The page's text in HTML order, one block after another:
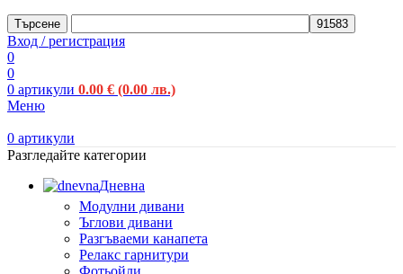
Търсене
Вход / регистрация
0
0
0 артикули 0.00 € (0.00 лв.)
Меню
0 артикули
Разгледайте категории
Дневна
Модулни дивани
Ъглови дивани
Разгъваеми канапета
Релакс гарнитури
Фотьойли